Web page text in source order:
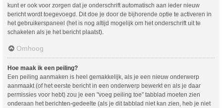
kunt er ook voor zorgen dat je onderschrift automatisch aan ieder nieuw
bericht wordt toegevoegd. Dit doe je door de bijhorende optie te activeren in
het gebruikerspaneel (het is nog altijd mogelijk om het onderschrift uit te
schakelen als je het bericht plaatst).
Omhoog
Hoe maak ik een peiling?
Een peiling aanmaken is heel gemakkelijk, als je een nieuw onderwerp
aanmaakt (of het eerste bericht in een onderwerp bewerkt en als je daar
permissies voor hebt) zou je een "voeg peiling toe" tabblad moeten zien
onderaan het berichten-gedeelte (als je dit tabblad niet kan zien, heb je niet